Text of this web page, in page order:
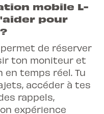
mobile L-
pour
de réserver
ton moniteur et
temps réel. Tu
accéder à tes
rappels,
expérience